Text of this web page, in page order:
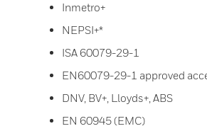
Inmetro+
NEPSI+*
ISA 60079-29-1
EN60079-29-1 approved
DNV, BV+, Lloyds+, ABS
EN 60945 (EMC)